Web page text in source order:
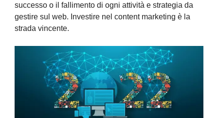
successo o il fallimento di ogni attività e strategia da
gestire sul web. Investire nel content marketing è la
strada vincente.